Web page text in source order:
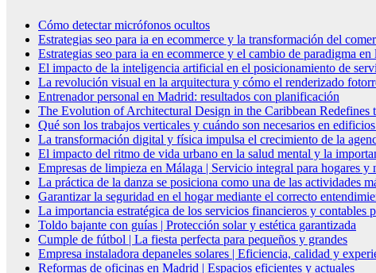
Cómo detectar micrófonos ocultos
Estrategias seo para ia en ecommerce y la transformación del
Estrategias seo para ia en ecommerce y el cambio de paradigma en
El impacto de la inteligencia artificial en el posicionamiento de
La revolución visual en la arquitectura y cómo el renderizado
Entrenador personal en Madrid: resultados con planificación
The Evolution of Architectural Design in the Caribbean
Qué son los trabajos verticales y cuándo son necesarios en
La transformación digital y física impulsa el crecimiento de la
El impacto del ritmo de vida urbano en la salud mental y la
Empresas de limpieza en Málaga | Servicio integral para hogares y
La práctica de la danza se posiciona como una de las actividades
Garantizar la seguridad en el hogar mediante el correcto
La importancia estratégica de los servicios financieros y contables
Toldo bajante con guías | Protección solar y estética garantizada
Cumple de fútbol | La fiesta perfecta para pequeños y grandes
Empresa instaladora depaneles solares | Eficiencia, calidad y
Reformas de oficinas en Madrid | Espacios eficientes y actuales